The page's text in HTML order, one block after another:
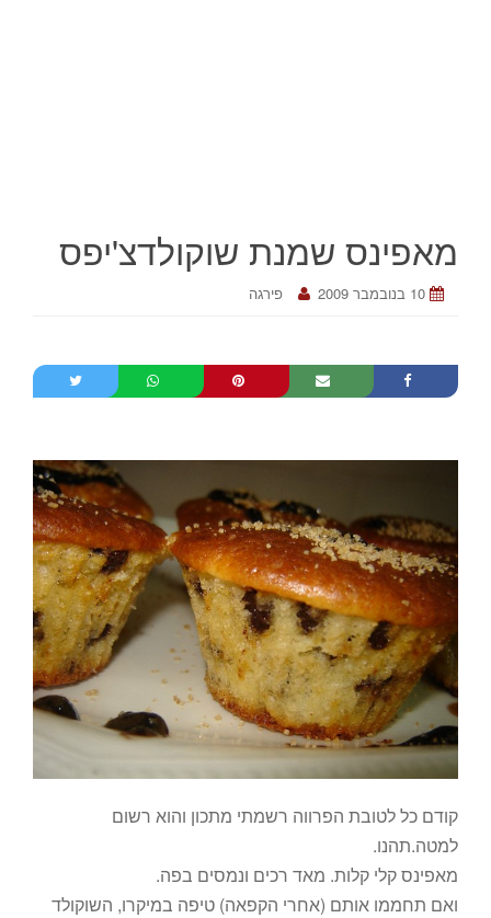
מאפינס שמנת שוקולדצ'יפס
10 בנובמבר 2009 פירגה
קודם כל לטובת הפרווה רשמתי מתכון והוא רשום
למטה.תהנו.
מאפינס קלי קלות. מאד רכים ונמסים בפה.
ואם תחממו אותם (אחרי הקפאה) טיפה במיקרו, השוקולד